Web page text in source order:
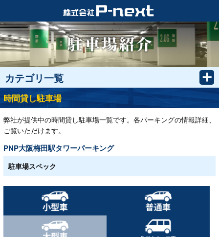
カテゴリ一覧
時間貸し駐車場
弊社が提供中の時間貸し駐車場一覧です。各パーキングの情報詳細、
ご覧いただけます。
PNP大阪梅田駅タワーパーキング
駐車場スペック